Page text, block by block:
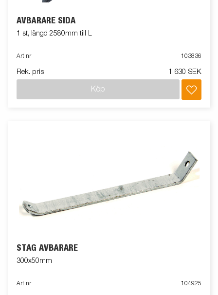
AVBÄRARE SIDA
1 st, längd 2580mm till L
Art nr 103836
Rek. pris 1 630 SEK
Köp
STAG AVBÄRARE
300x50mm
Art nr 104925